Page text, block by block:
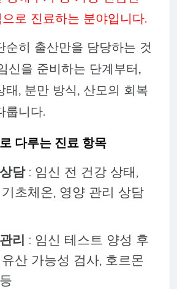
로 진료하는 분야입니다.
순히 출산만을 담당하는 것
신을 준비하는 단계부터,
태, 분만 방식, 산모의 회복
룹니다.
다루는 진료 항목
담 : 임신 전 건강 상태,
초체온, 영양 관리 상담
리 : 임신 테스트 양성 후
산 가능성 검사, 호르몬